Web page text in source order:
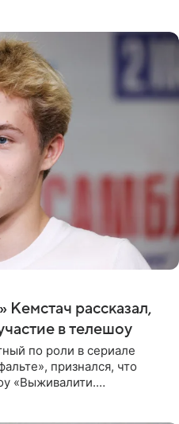
Кемстач рассказал,
в телешоу
по роли в сериале
признался, что
«Выживалити.